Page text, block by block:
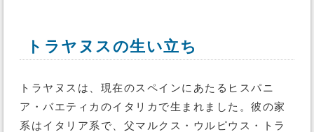
トラヤヌスの生い立ち
トラヤヌスは、現在のスペインにあたるヒスパニ
ア・バエティカのイタリカで生まれました。彼の家
系はイタリア系で、父マルクス・ウルピウス・トラ